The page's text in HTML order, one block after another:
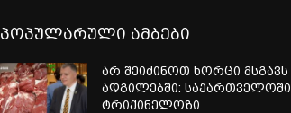
პოპულარული ამბები
არ შეიძინოთ ხორცი მსგავს
ადგილებში: საქართველოში
ტრიქინელოზი